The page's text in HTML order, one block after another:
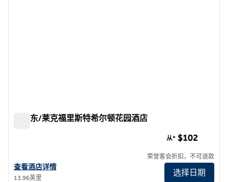
欧文东/莱克福里斯特希尔顿花园酒店
查看希尔顿花园酒店尔湾东/湖森林的详细信息
查看酒店详情
13.96英里
从* $102
荣誉客会折扣，不可退款
选择日期